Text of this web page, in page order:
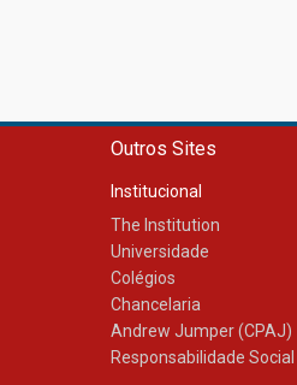
Outros Sites
Institucional
The Institution
Universidade
Colégios
Chancelaria
Andrew Jumper (CPAJ)
Responsabilidade Social